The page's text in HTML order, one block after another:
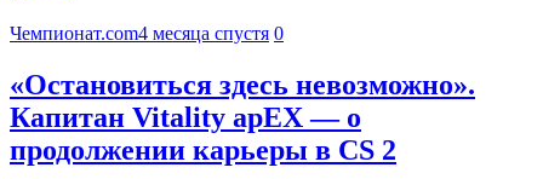
Чемпионат.com4 месяца спустя 0
«Остановиться здесь невозможно».
Капитан Vitality apEX — о
продолжении карьеры в CS 2